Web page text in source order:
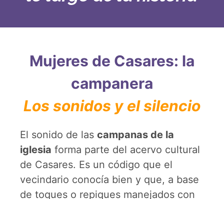
Mujeres de Casares: la
campanera
Los sonidos y el silencio
El sonido de las campanas de la
iglesia forma parte del acervo cultural
de Casares. Es un código que el
vecindario conocía bien y que, a base
de toques o repiques manejados con